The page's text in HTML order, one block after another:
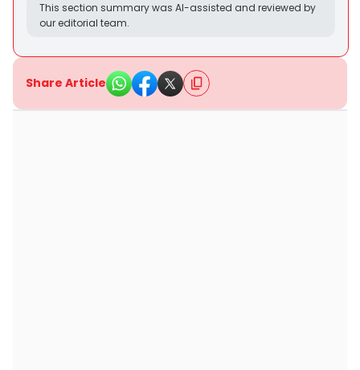
This section summary was AI-assisted and reviewed by
our editorial team.
Share Article